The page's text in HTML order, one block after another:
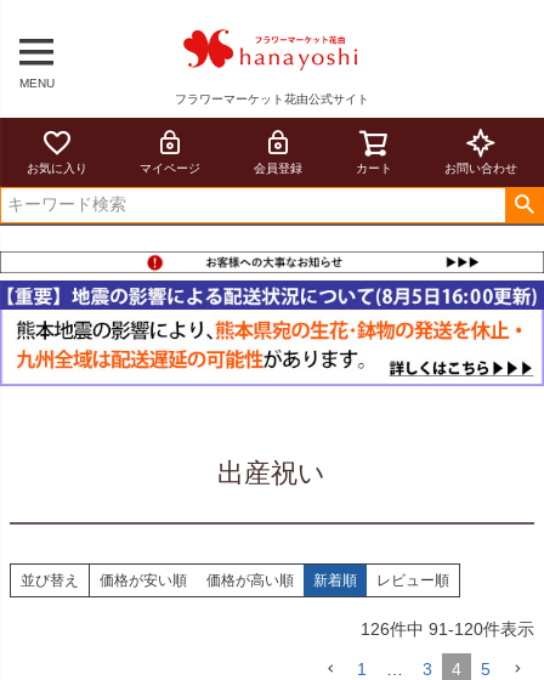
MENU
フラワーマーケット花由公式サイト
お気に入り マイページ 会員登録 カート お問い合わせ
出産祝い
並び替え 価格が安い順 価格が高い順 新着順 レビュー順
126件中 91-120件表示
1 3 4 5